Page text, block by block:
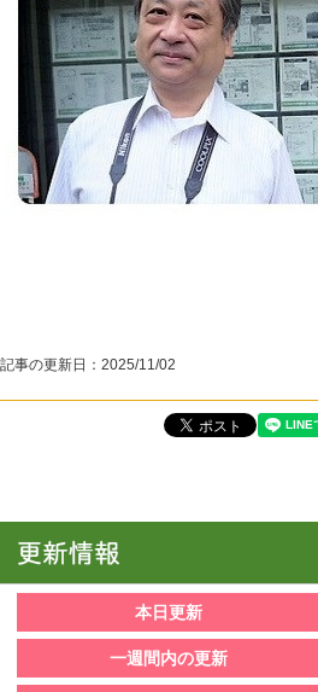
記事の更新日： 2025/11/02
本日更新
一週間内の更新